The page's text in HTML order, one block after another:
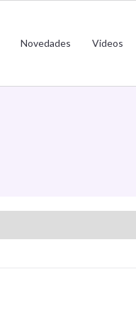
Novedades Videos